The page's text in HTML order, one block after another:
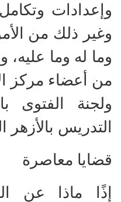
وإعدادات
وغير ذلك من
وما له وما عليه،
من أعضاء مركز
ولجنة الفتوى
التدريس
قضايا معاصرة
إذًا ماذا عن